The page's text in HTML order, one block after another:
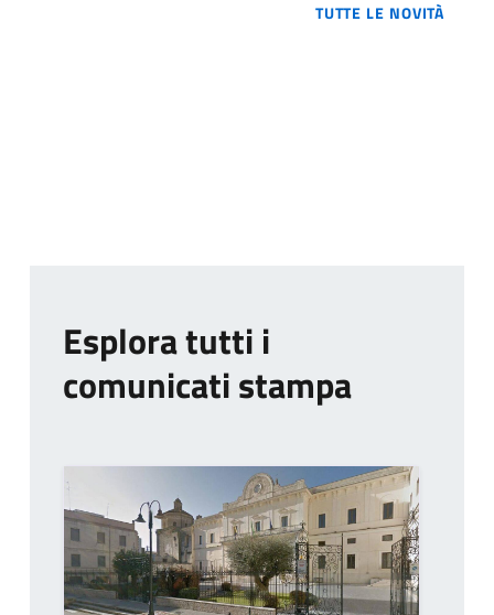
TUTTE LE NOVITÀ
Esplora tutti i
comunicati stampa